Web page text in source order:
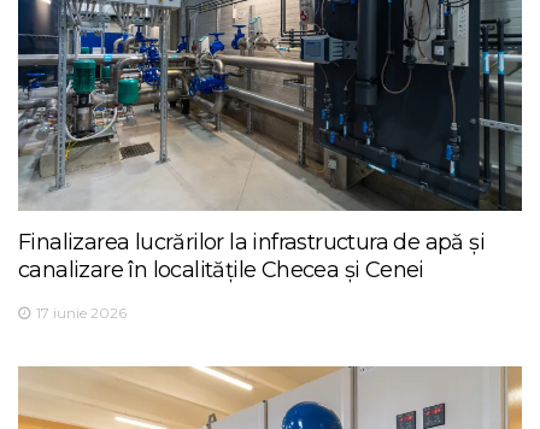
Finalizarea lucrărilor la infrastructura de apă și
canalizare în localitățile Checea și Cenei
17 iunie 2026